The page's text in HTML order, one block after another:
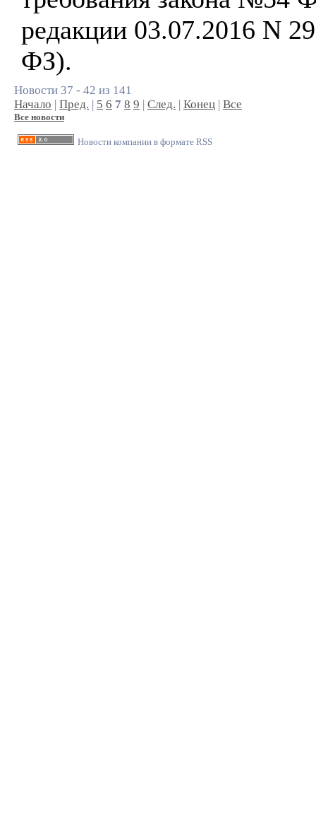
редакции 03.07.2016 N
ФЗ).
Новости 37 - 42 из 141
Начало | Пред. | 5 6 7 8 9 | След. | Конец | Все
Все новости
Новости компании в формате RSS